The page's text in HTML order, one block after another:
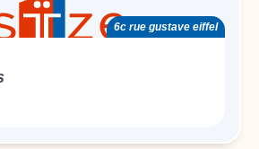
6c rue gustave eiffel